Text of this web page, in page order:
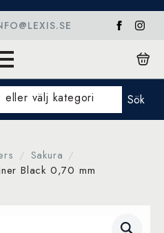
eller välj kategori Sök
Sakura
Black 0,70 mm